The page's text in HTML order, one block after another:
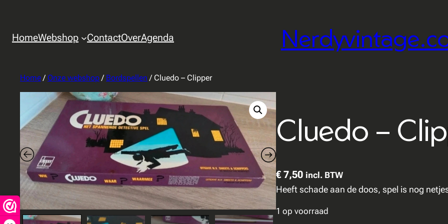
HomeWebshop ContactOverAgenda
Home / Onze webshop / Bordspellen / Cluedo – Clipper
Cluedo –
€7,50 incl. BTW
Heeft schade aan de doos, spel is nog
1 op voorraad